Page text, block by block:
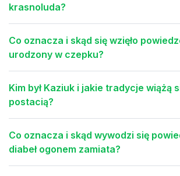
krasnoluda?
Co oznacza i skąd się wzięło
urodzony w czepku?
Kim był Kaziuk i jakie tradycje wiążą
postacią?
Co oznacza i skąd wywodzi się
diabeł ogonem zamiata?